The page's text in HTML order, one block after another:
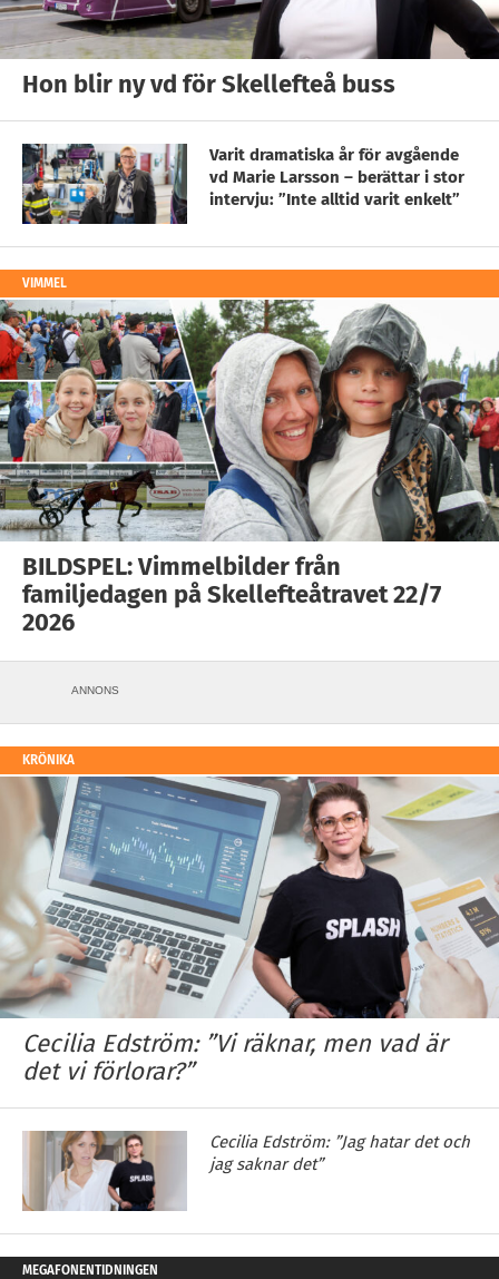
Hon blir ny vd för Skellefteå buss
Varit dramatiska år för avgående
vd Marie Larsson – berättar i stor
intervju: ”Inte alltid varit enkelt”
VIMMEL
BILDSPEL: Vimmelbilder från
familjedagen på Skellefteåtravet 22/7
2026
ANNONS
KRÖNIKA
Cecilia Edström: ”Vi räknar, men vad är
det vi förlorar?”
Cecilia Edström: ”Jag hatar det och
jag saknar det”
MEGAFONENTIDNINGEN